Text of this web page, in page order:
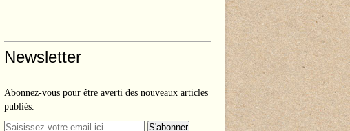
Newsletter
Abonnez-vous pour être averti des nouveaux articles
publiés.